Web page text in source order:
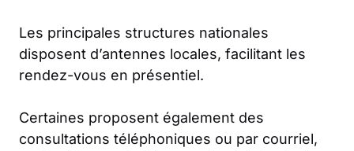
Les principales structures nationales
disposent d’antennes locales, facilitant les
rendez-vous en présentiel.
Certaines proposent également des
consultations téléphoniques ou par courriel,